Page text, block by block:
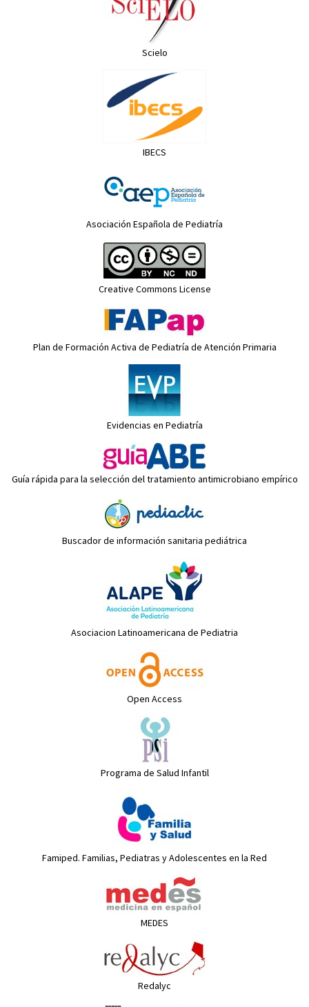
Scielo
IBECS
Asociación Española de Pediatría
Creative Commons License
Plan de Formación Activa de Pediatría de Atención Primaria
Evidencias en Pediatría
Guía rápida para la selección del tratamiento antimicrobiano empírico
Buscador de información sanitaria pediátrica
Asociacion Latinoamericana de Pediatria
Open Access
Programa de Salud Infantil
Famiped. Familias, Pediatras y Adolescentes en la Red
MEDES
Redalyc